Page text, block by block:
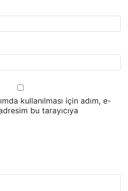
kullanılması için adım, e-
bu tarayıcıya